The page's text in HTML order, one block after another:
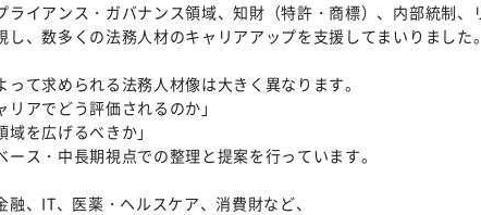
ライアンス・ガバナンス領域、知財（特許・商標）、内部統制
、数多くの法務人材のキャリアアップを支援してまいりました。
て求められる法務人材像は大きく異なります。
リアでどう評価されるのか」
域を広げるべきか」
ス・中長期視点での整理と提案を行っています。
、IT、医薬・ヘルスケア、消費財など、